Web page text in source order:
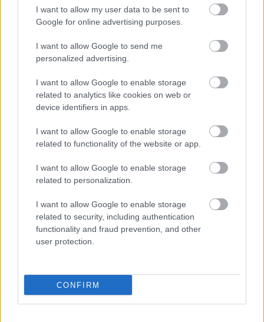
I want to allow my user data to be sent to
Google for online advertising purposes.
I want to allow Google to send me
personalized advertising.
I want to allow Google to enable storage
related to analytics like cookies on web or
device identifiers in apps.
I want to allow Google to enable storage
related to functionality of the website or app.
I want to allow Google to enable storage
related to personalization.
I want to allow Google to enable storage
related to security, including authentication
functionality and fraud prevention, and other
user protection.
CONFIRM
Εξαρχείων που προσφέρει κάτι όμορφο για κάθε
στιγμή της ημέρας. Το επισκεπτόμαστε από το
πρωί και πιάνουμε θέση στο όμορφο εσωτερικό
του για να δοκιμάσουμε κάθε λογής αυγά, σε πολύ
καλές τιμές και ικανοποιητική ποσότητα. Εδώ
παίζουν δυνατά τα αυγά ποσέ με προζυμένιο ψωμί
ή μπριός, τα οποία συνδυάζονται με υλικά της
αρεσκείας σου, όπως σπαράγγια, μπέικον,
καπνιστή πέστροφα, προσούτο και σπαράγγια. Οι
δεν ξεφεύγεις από τα 10€.